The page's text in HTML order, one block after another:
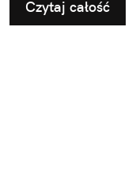
Czytaj całość